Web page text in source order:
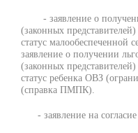
- заявление о
(законных
статус малообеспеченной
заявление о получении
(законных
статус ребенка ОВЗ
(справка ПМПК).
- заявление на согласие